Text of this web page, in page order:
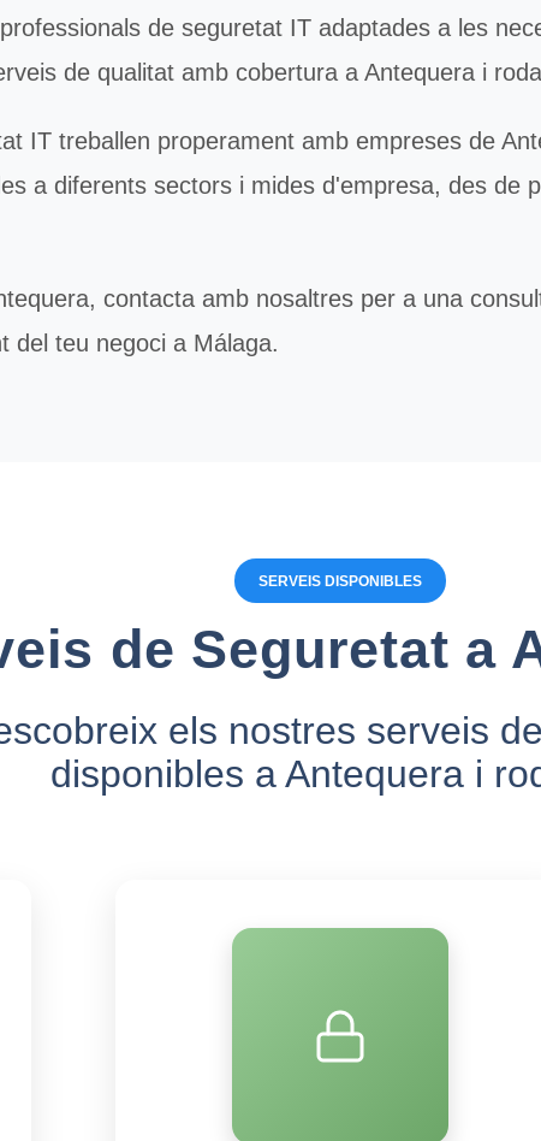
de seguretat IT adaptades a les
de qualitat amb cobertura a Antequera i
IT treballen properament amb empreses de
a diferents sectors i mides d'empresa, des de
contacta amb nosaltres per a una
del teu negoci a Málaga.
SERVEIS DISPONIBLES
de Seguretat a
els nostres serveis
disponibles a Antequera i